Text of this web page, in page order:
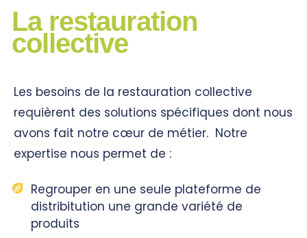
La restauration
collective
Les besoins de la restauration collective
requièrent des solutions spécifiques dont nous
avons fait notre cœur de métier. Notre
expertise nous permet de :
Regrouper en une seule plateforme de
distribitution une grande variété de
produits